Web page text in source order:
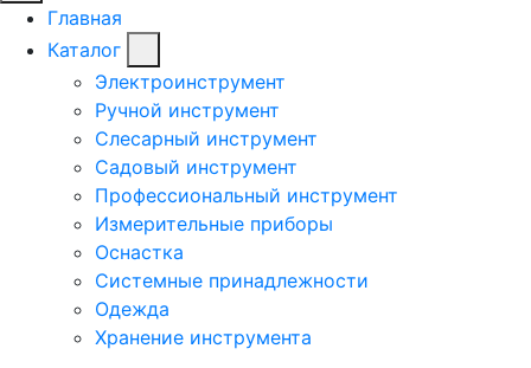
Главная
Каталог
Электроинструмент
Ручной инструмент
Слесарный инструмент
Садовый инструмент
Профессиональный инструмент
Измерительные приборы
Оснастка
Системные принадлежности
Одежда
Хранение инструмента